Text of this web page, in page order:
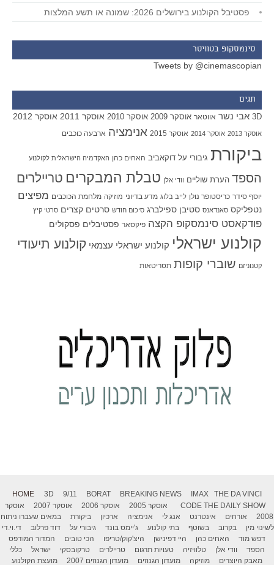
פסטיבל הקולנוע בירושלים 2026: שמונה או תשע המלצות
סינמסקופ בטוויטר
Tweets by @cinemascopian
תגים
3D אבי נשר אווטאר אוסקר 2009 אוסקר 2010 אוסקר 2011 אוסקר 2012
אוסקר 2013 אוסקר 2014 אוסקר 2015 אנימציה ארבעה כוכבים
ביקורת גיבורי על דוקאביב האחים כהן האקדמיה הישראלית לקולנוע
הספד הערת שוליים וודי אלן טבלת המבקרים טריילרים
יוסף סידר כריסטופר נולן לייב בלוג מדע בדיוני מוזיקה מלחמת הכוכבים מפיצים
נטפליקס סאנדאנס סטיבן ספילברג סיכום חודש סרטים קצרים סרטי קיץ
פודקאסט סינמסקופ הקצה פיקסאר פסטיבלים פסקולים
קולנוע ישראלי קולנוע ישראלי עצמאי קולנוע תיעודי
קטנוניזם שוברי קופות תסריטאות
HOME 3D 9/11 BORAT BREAKING NEWS IMAX
THE DA VINCI
CODE THE DAILY SHOW אוסקר 2005 אוסקר 2006 אוסקר 2007
אוסקר
2008
אורחים אינטרנט אנג לי אנימציה ארכיון ביקורת
במאים שעברו ניתוח
לשינוי מין
בקרוב בשוטף בתי קולנוע ג'יימס בונד גיבורי על דוד פרלוב
די.וי.די
דפש מוד
האחים כהן היי דפינישן היצ'קוק/טריפו הכי טובים
המדור המודפס
הספד
וודי אלן טלוויזיה טעויות תרגום טריילרים טרקובסקי ישראל
כללי
מאבק היוצרים
מוזיקה מועדון הגנוזים מועדון הגנוזים 2007 מועצת הקולנוע